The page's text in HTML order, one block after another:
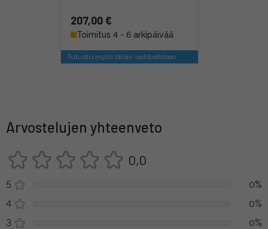
207,00 €
Toimitus 4 - 6 arkipäivää
Tutustu myös tähän vaihtoehtoon
Arvostelujen yhteenveto
0,0
5
0%
4
0%
3
0%